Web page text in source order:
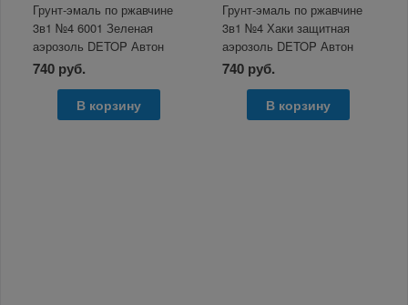
Грунт-эмаль по ржавчине
3в1 №4 6001 Зеленая
аэрозоль DETOP Автон
650мл
740 руб.
В корзину
Грунт-эмаль по ржавчине
3в1 №4 Хаки защитная
аэрозоль DETOP Автон
650мл
740 руб.
В корзину